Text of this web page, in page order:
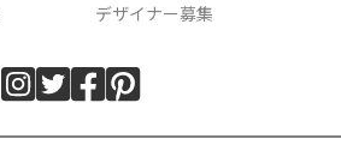
デザイナー募集